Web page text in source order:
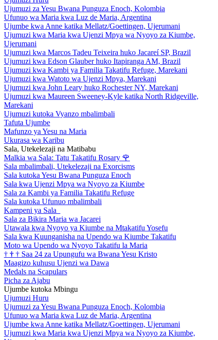
Ujumuzi za Yesu Bwana Punguza Enoch, Kolombia
Ufunuo wa Maria kwa Luz de Maria, Argentina
Ujumbe kwa Anne katika Mellatz/Goettingen, Ujerumani
Ujumuzi kwa Maria kwa Ujenzi Mpya wa Nyoyo za Kiumbe,
Ujerumani
Ujumuzi kwa Marcos Tadeu Teixeira huko Jacareí SP, Brazil
Ujumuzi kwa Edson Glauber huko Itapiranga AM, Brazil
Ujumuzi kwa Kambi ya Familia Takatifu Refuge, Marekani
Ujumuzi kwa Watoto wa Ujenzi Mpya, Marekani
Ujumuzi kwa John Leary huko Rochester NY, Marekani
Ujumuzi kwa Maureen Sweeney-Kyle katika North Ridgeville,
Marekani
Ujumuzi kutoka Vyanzo mbalimbali
Tafuta Ujumbe
Mafunzo ya Yesu na Maria
Ukurasa wa Karibu
Sala, Utekelezaji na Matibabu
Malkia wa Sala: Tatu Takatifu Rosary 🌹
Sala mbalimbali, Utekelezaji na Exorcisms
Sala kutoka Yesu Bwana Punguza Enoch
Sala kwa Ujenzi Mpya wa Nyoyo za Kiumbe
Sala za Kambi ya Familia Takatifu Refuge
Sala kutoka Ufunuo mbalimbali
Kampeni ya Sala
Sala za Bikira Maria wa Jacarei
Utawala kwa Nyoyo ya Kiumbe na Mtakatifu Yosefu
Sala kwa Kuunganisha na Upendo wa Kiumbe Takatifu
Moto wa Upendo wa Nyoyo Takatifu la Maria
† † † Saa 24 za Upungufu wa Bwana Yesu Kristo
Maagizo kuhusu Ujenzi wa Dawa
Medals na Scapulars
Picha za Ajabu
Ujumbe kutoka Mbingu
Ujumuzi Huru
Ujumuzi za Yesu Bwana Punguza Enoch, Kolombia
Ufunuo wa Maria kwa Luz de Maria, Argentina
Ujumbe kwa Anne katika Mellatz/Goettingen, Ujerumani
Ujumuzi kwa Maria kwa Ujenzi Mpya wa Nyoyo za Kiumbe,